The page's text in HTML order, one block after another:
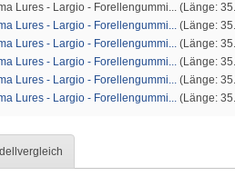
Lures - Largio - Forellengummi... (Länge:
Lures - Largio - Forellengummi... (Länge:
Lures - Largio - Forellengummi... (Länge:
Lures - Largio - Forellengummi... (Länge:
Lures - Largio - Forellengummi... (Länge:
Lures - Largio - Forellengummi... (Länge: